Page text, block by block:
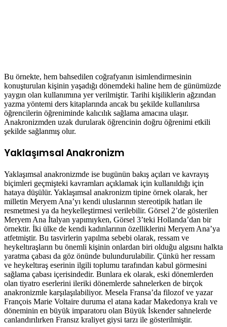
Bu örnekte, hem bahsedilen coğrafyanın isimlendirmesinin
konuşturulan kişinin yaşadığı dönemdeki haline hem de günümüzde
yaygın olan kullanımına yer verilmiştir. Tarihi kişiliklerin ağzından
yazma yöntemi ders kitaplarında ancak bu şekilde kullanılırsa
öğrencilerin öğreniminde kalıcılık sağlama amacına ulaşır.
Anakronizmden uzak durularak öğrencinin doğru öğrenimi etkili
şekilde sağlanmış olur.
Yaklaşımsal Anakronizm
Yaklaşımsal anakronizmde ise bugünün bakış açıları ve kavrayış
biçimleri geçmişteki kavramları açıklamak için kullanıldığı için
hataya düşülür. Yaklaşımsal anakronizm tipine örnek olarak, her
milletin Meryem Ana’yı kendi uluslarının stereotipik hatları ile
resmetmesi ya da heykelleştirmesi verilebilir. Görsel 2’de gösterilen
Meryem Ana İtalyan yapımıyken, Görsel 3’teki Hollanda’dan bir
örnektir. İki ülke de kendi kadınlarının özelliklerini Meryem Ana’ya
atfetmiştir. Bu tasvirlerin yapılma sebebi olarak, ressam ve
heykeltıraşların bu önemli kişinin onlardan biri olduğu algısını halkta
yaratma çabası da göz önünde bulundurulabilir. Çünkü her ressam
ve heykeltıraş eserinin ilgili toplumu tarafından kabul görmesini
sağlama çabası içerisindedir. Bunlara ek olarak, eski dönemlerden
olan tiyatro eserlerini ileriki dönemlerde sahnelerken de birçok
anakronizmle karşılaşılabiliyor. Mesela Fransa’da filozof ve yazar
François Marie Voltaire duruma el atana kadar Makedonya kralı ve
döneminin en büyük imparatoru olan Büyük İskender sahnelerde
canlandırılırken Fransız kraliyet giysi tarzı ile gösterilmiştir.